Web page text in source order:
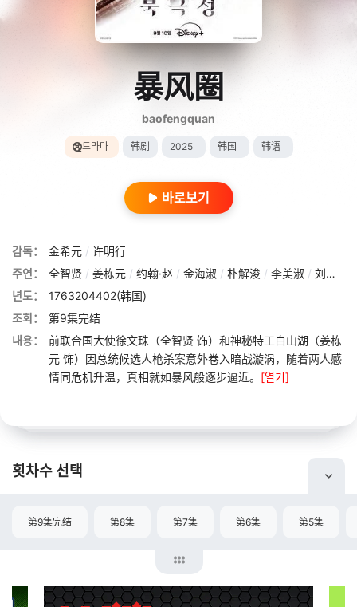
暴风圈
baofengquan
드라마 韩剧 2025 韩国 韩语
바로보기
감독： 金希元 / 许明行
주연：
全智贤 / 姜栋元 / 约翰·赵 / 金海淑 / 朴解浚 / 李美淑 / 刘宰明
년도：
1763204402(韩国)
조회：
第9集完结
내용：
前联合国大使徐文珠（全智贤 饰）和神秘特工白山湖（姜栋
元 饰）因总统候选人枪杀案意外卷入暗战漩涡，随着两人感
情同危机升温，真相就如暴风般逐步逼近。 [열기]
횟차수 선택
第9集完结 第8集 第7集 第6集 第5集